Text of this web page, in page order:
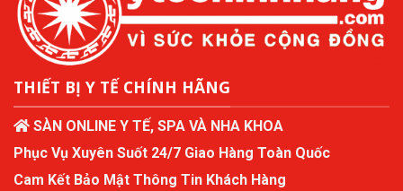
THIẾT BỊ Y TẾ CHÍNH HÃNG
SÀN ONLINE Y TẾ, SPA VÀ NHA KHOA
Phục Vụ Xuyên Suốt 24/7 Giao Hàng Toàn Quốc
Cam Kết Bảo Mật Thông Tin Khách Hàng